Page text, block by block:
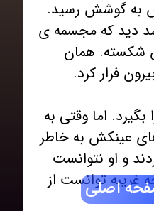
به گوشش رسید.
دید که مجسمه ی
شکسته. همان
اما وقتی به
عینکش به خاطر
و او نتوانست
غریبه توانست از
اصلی